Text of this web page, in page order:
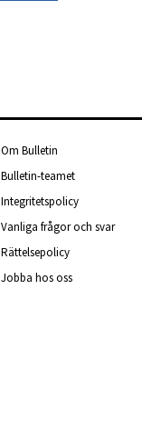
Om Bulletin
Bulletin-teamet
Integritetspolicy
Vanliga frågor och svar
Rättelsepolicy
Jobba hos oss